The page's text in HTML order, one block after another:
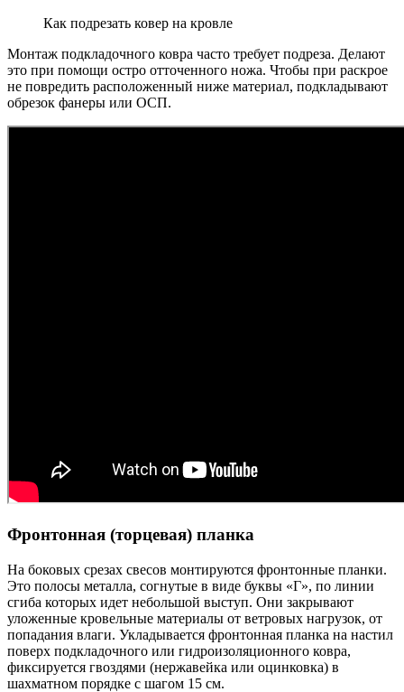
Как подрезать ковер на кровле
Монтаж подкладочного ковра часто требует подреза. Делают
это при помощи остро отточенного ножа. Чтобы при раскрое
не повредить расположенный ниже материал, подкладывают
обрезок фанеры или ОСП.
Фронтонная (торцевая) планка
На боковых срезах свесов монтируются фронтонные планки.
Это полосы металла, согнутые в виде буквы «Г», по линии
сгиба которых идет небольшой выступ. Они закрывают
уложенные кровельные материалы от ветровых нагрузок, от
попадания влаги. Укладывается фронтонная планка на настил
поверх подкладочного или гидроизоляционного ковра,
фиксируется гвоздями (нержавейка или оцинковка) в
шахматном порядке с шагом 15 см.